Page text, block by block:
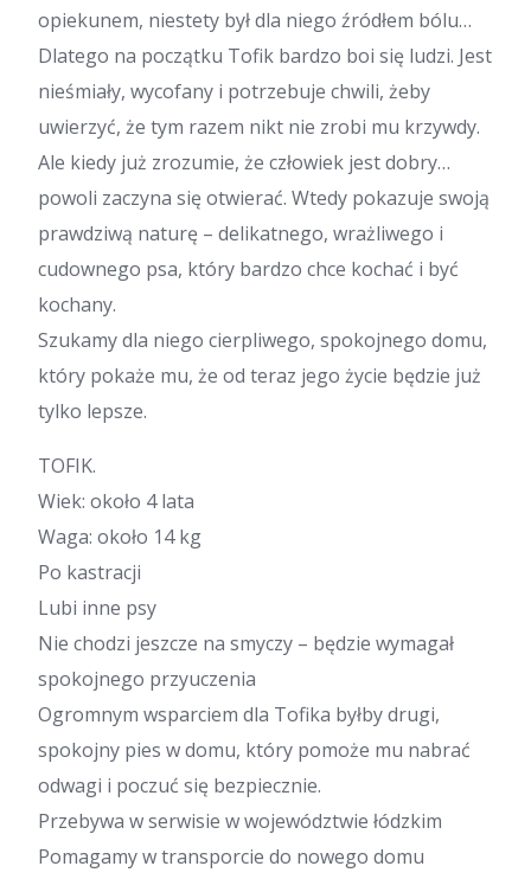
opiekunem, niestety był dla niego źródłem bólu…
Dlatego na początku Tofik bardzo boi się ludzi. Jest
nieśmiały, wycofany i potrzebuje chwili, żeby
uwierzyć, że tym razem nikt nie zrobi mu krzywdy.
Ale kiedy już zrozumie, że człowiek jest dobry…
powoli zaczyna się otwierać. Wtedy pokazuje swoją
prawdziwą naturę – delikatnego, wrażliwego i
cudownego psa, który bardzo chce kochać i być
kochany.
Szukamy dla niego cierpliwego, spokojnego domu,
który pokaże mu, że od teraz jego życie będzie już
tylko lepsze.
TOFIK.
Wiek: około 4 lata
Waga: około 14 kg
Po kastracji
Lubi inne psy
Nie chodzi jeszcze na smyczy – będzie wymagał
spokojnego przyuczenia
Ogromnym wsparciem dla Tofika byłby drugi,
spokojny pies w domu, który pomoże mu nabrać
odwagi i poczuć się bezpiecznie.
Przebywa w serwisie w województwie łódzkim
Pomagamy w transporcie do nowego domu